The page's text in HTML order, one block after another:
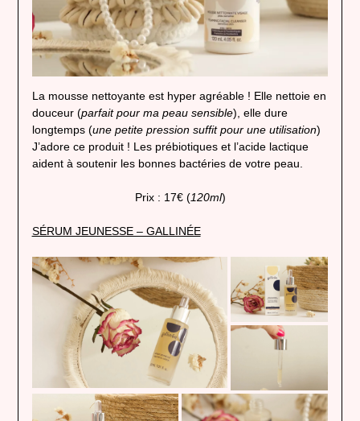
La mousse nettoyante est hyper agréable ! Elle nettoie en
douceur (parfait pour ma peau sensible), elle dure
longtemps (une petite pression suffit pour une utilisation)
J’adore ce produit ! Les prébiotiques et l’acide lactique
aident à soutenir les bonnes bactéries de votre peau.
Prix : 17€ (120ml)
SÉRUM JEUNESSE – GALLINÉE